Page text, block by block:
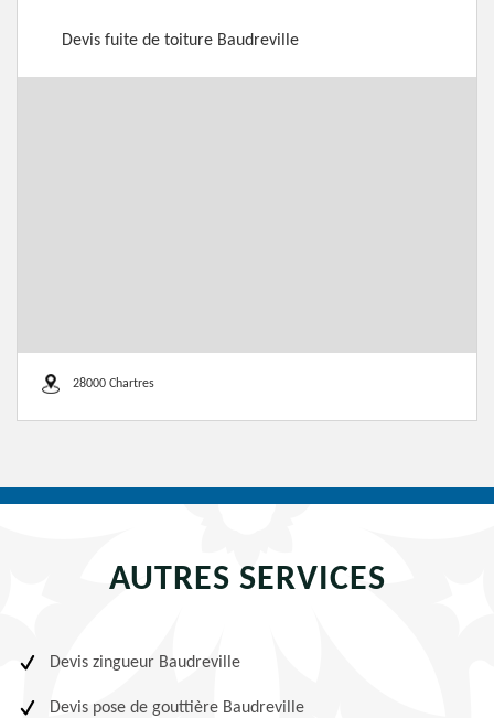
Devis fuite de toiture Baudreville
28000 Chartres
AUTRES SERVICES
Devis zingueur Baudreville
Devis pose de gouttière Baudreville